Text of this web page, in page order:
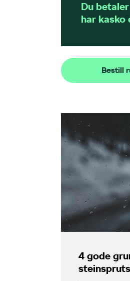
Du betaler
har kasko
Bestill
4 gode